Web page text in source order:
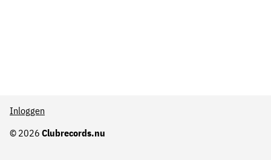
© 2026 Clubrecords.nu
Inloggen